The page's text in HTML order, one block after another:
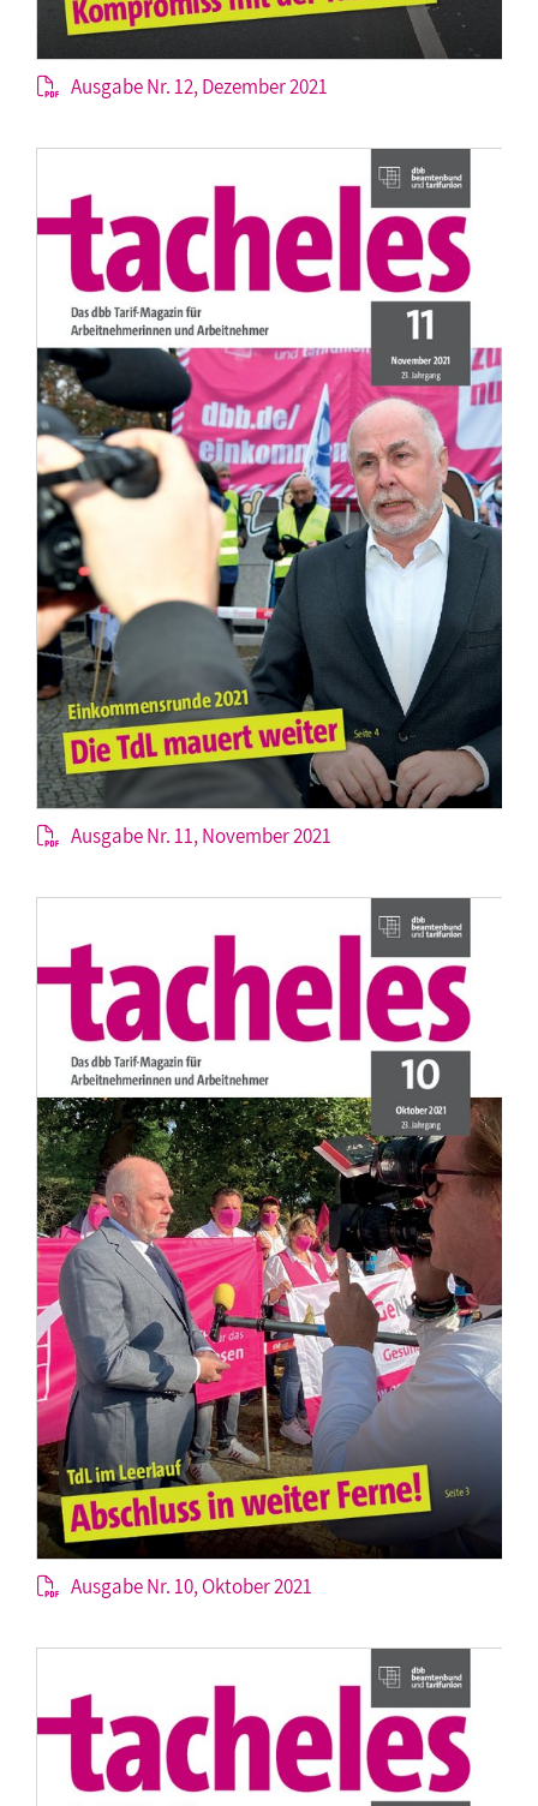
Ausgabe Nr. 12, Dezember 2021
Ausgabe Nr. 11, November 2021
Ausgabe Nr. 10, Oktober 2021